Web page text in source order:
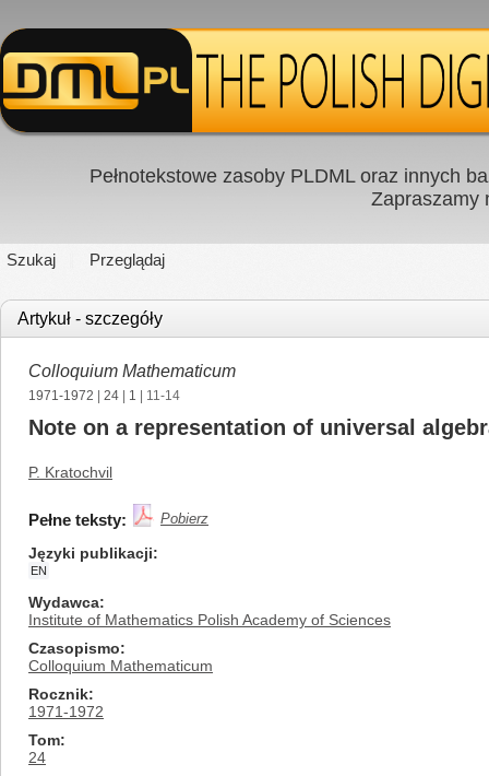
Pełnotekstowe zasoby PLDML oraz innych
Zapraszamy
Szukaj Przeglądaj
Artykuł - szczegóły
Colloquium Mathematicum
1971-1972 24 1 | 11-14
Note on a representation of universal
P. Kratochvil
Pełne teksty: Pobierz
Języki publikacji
EN
Wydawca
Institute of Mathematics Polish Academy of Sciences
Czasopismo
Colloquium Mathematicum
Rocznik
1971-1972
Tom
24